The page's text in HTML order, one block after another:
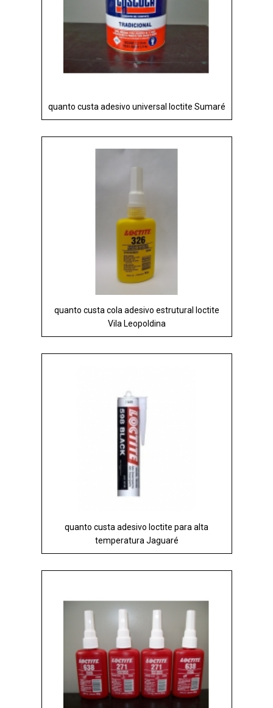
quanto custa adesivo universal loctite Sumaré
quanto custa cola adesivo estrutural loctite
Vila Leopoldina
quanto custa adesivo loctite para alta
temperatura Jaguaré